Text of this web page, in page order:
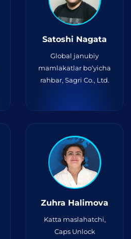
Satoshi Nagata
Global janubiy
mamlakatlar bo‘yicha
rahbar, Sagri Co., Ltd.
Zuhra Halimova
Katta maslahatchi,
Caps Unlock